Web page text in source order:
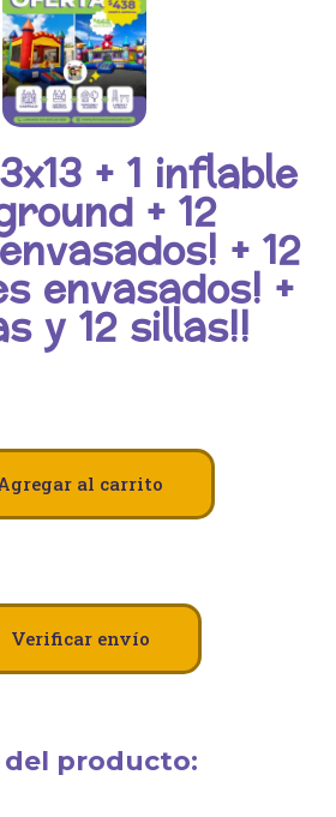
+ 1 inflable
+ 12
+ 12
envasados! +
y 12 sillas!!
al carrito
Verificar envío
producto: